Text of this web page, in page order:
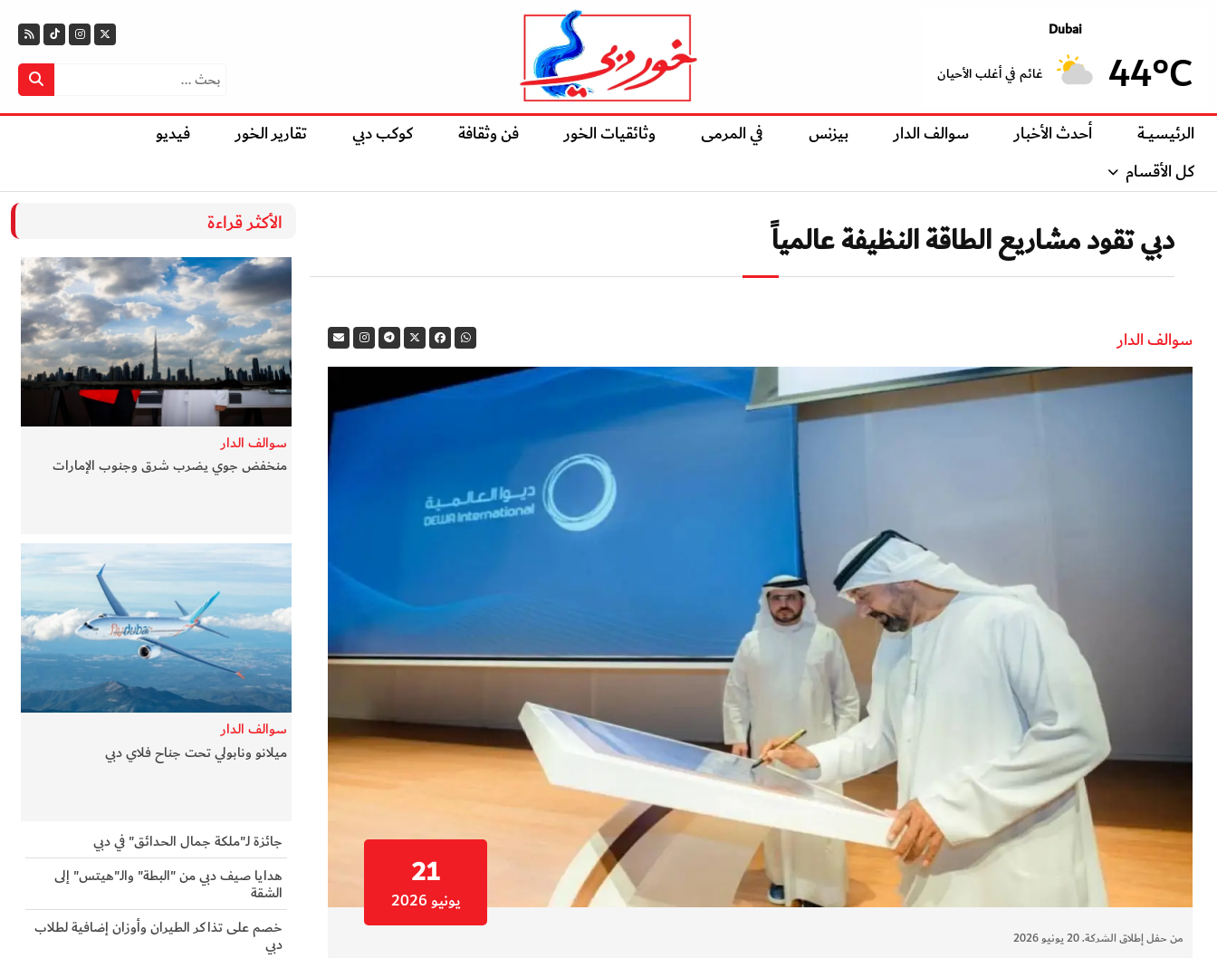
Dubai
44°C غائم في أغلب الأحيان
الرئيسيــة أحدث الأخبار سوالف الدار بيزنس في المرمى وثائقيات الخور فن وثقافة كوكب دبي تقارير الخور
فيديو
كل الأقسام
دبي تقود مشاريع الطاقة النظيفة عالمياً
سوالف الدار
21
يونيو 2026
من حفل إطلاق الشركة. 20 يونيو 2026
الأكثر قراءة
سوالف الدار
منخفض جوي يضرب شرق وجنوب الإمارات
سوالف الدار
ميلانو ونابولي تحت جناح فلاي دبي
جائزة لـ"ملكة جمال الحدائق" في دبي
هدايا صيف دبي من "البطة" والـ"هيتس" إلى
الشقة
خصم على تذاكر الطيران وأوزان إضافية لطلاب
دبي